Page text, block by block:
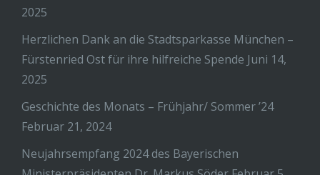
2025
Herzlichen Dank an die Stadtsparkasse München –
Fürstenried Ost für ihre hilfreiche Spende Juni 14,
2025
Geschichte des Monats – Frühjahr/ Sommer ’24
Februar 21, 2024
Neujahrsempfang 2024 des Bayerischen